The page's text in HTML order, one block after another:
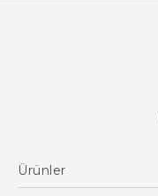
Ürünler